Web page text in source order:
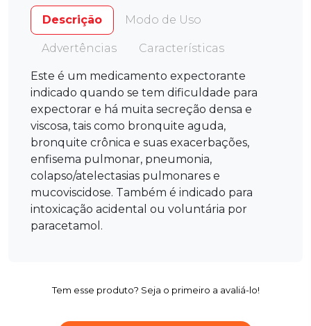
Descrição Modo de Uso
Advertências Características
Este é um medicamento expectorante
indicado quando se tem dificuldade para
expectorar e há muita secreção densa e
viscosa, tais como bronquite aguda,
bronquite crônica e suas exacerbações,
enfisema pulmonar, pneumonia,
colapso/atelectasias pulmonares e
mucoviscidose. Também é indicado para
intoxicação acidental ou voluntária por
paracetamol.
Tem esse produto? Seja o primeiro a avaliá-lo!